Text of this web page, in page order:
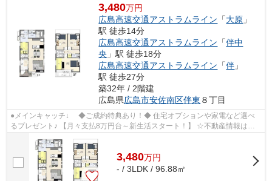
3,480万円
広島高速交通アストラムライン 「大原 」
駅 徒歩14分
広島高速交通アストラムライン 「伴中
央 」駅 徒歩18分
広島高速交通アストラムライン 「伴 」
駅 徒歩27分
築32年 / 2階建
広島県広島市安佐南区伴東 ８丁目
●メインキャッチ↓ ◆ご成約特典あり！◆ 住宅オプションや家電など選べ
るプレゼント♪ 【月々支払8万円台～新生活スタート！】 ☆不動産情報は
3,480万円
- / 3LDK / 96.88㎡